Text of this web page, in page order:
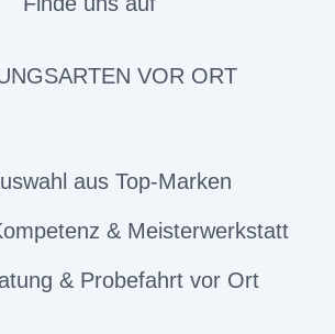
VOR ORT
aus Top-Marken
& Meisterwerkstatt
& Probefahrt vor Ort